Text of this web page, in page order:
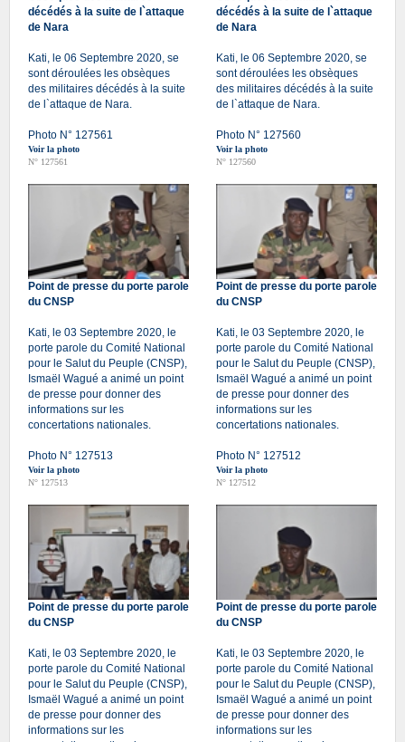
décédés à la suite de l`attaque
de Nara
Kati, le 06 Septembre 2020, se
sont déroulées les obsèques
des militaires décédés à la suite
de l`attaque de Nara.
Photo N° 127561
Voir la photo
N° 127561
décédés à la suite de l`attaque
de Nara
Kati, le 06 Septembre 2020, se
sont déroulées les obsèques
des militaires décédés à la suite
de l`attaque de Nara.
Photo N° 127560
Voir la photo
N° 127560
Point de presse du porte parole
du CNSP
Kati, le 03 Septembre 2020, le
porte parole du Comité National
pour le Salut du Peuple (CNSP),
Ismaël Wagué a animé un point
de presse pour donner des
informations sur les
concertations nationales.
Photo N° 127513
Voir la photo
N° 127513
Point de presse du porte parole
du CNSP
Kati, le 03 Septembre 2020, le
porte parole du Comité National
pour le Salut du Peuple (CNSP),
Ismaël Wagué a animé un point
de presse pour donner des
informations sur les
concertations nationales.
Photo N° 127512
Voir la photo
N° 127512
Point de presse du porte parole
du CNSP
Kati, le 03 Septembre 2020, le
porte parole du Comité National
pour le Salut du Peuple (CNSP),
Ismaël Wagué a animé un point
de presse pour donner des
informations sur les
Point de presse du porte parole
du CNSP
Kati, le 03 Septembre 2020, le
porte parole du Comité National
pour le Salut du Peuple (CNSP),
Ismaël Wagué a animé un point
de presse pour donner des
informations sur les